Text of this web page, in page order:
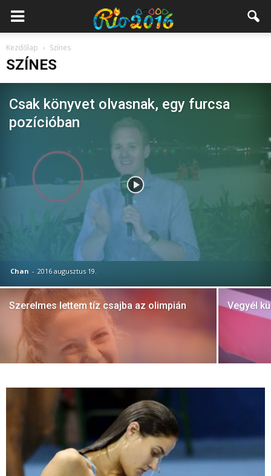
Kezdőlap Színes
SZÍNES
Csak könyvet olvasnak, egy furcsa
pozícióban
Chan - 2016 augusztus 19.
Szerelmes lettem tíz csajba az olimpián Vegyél